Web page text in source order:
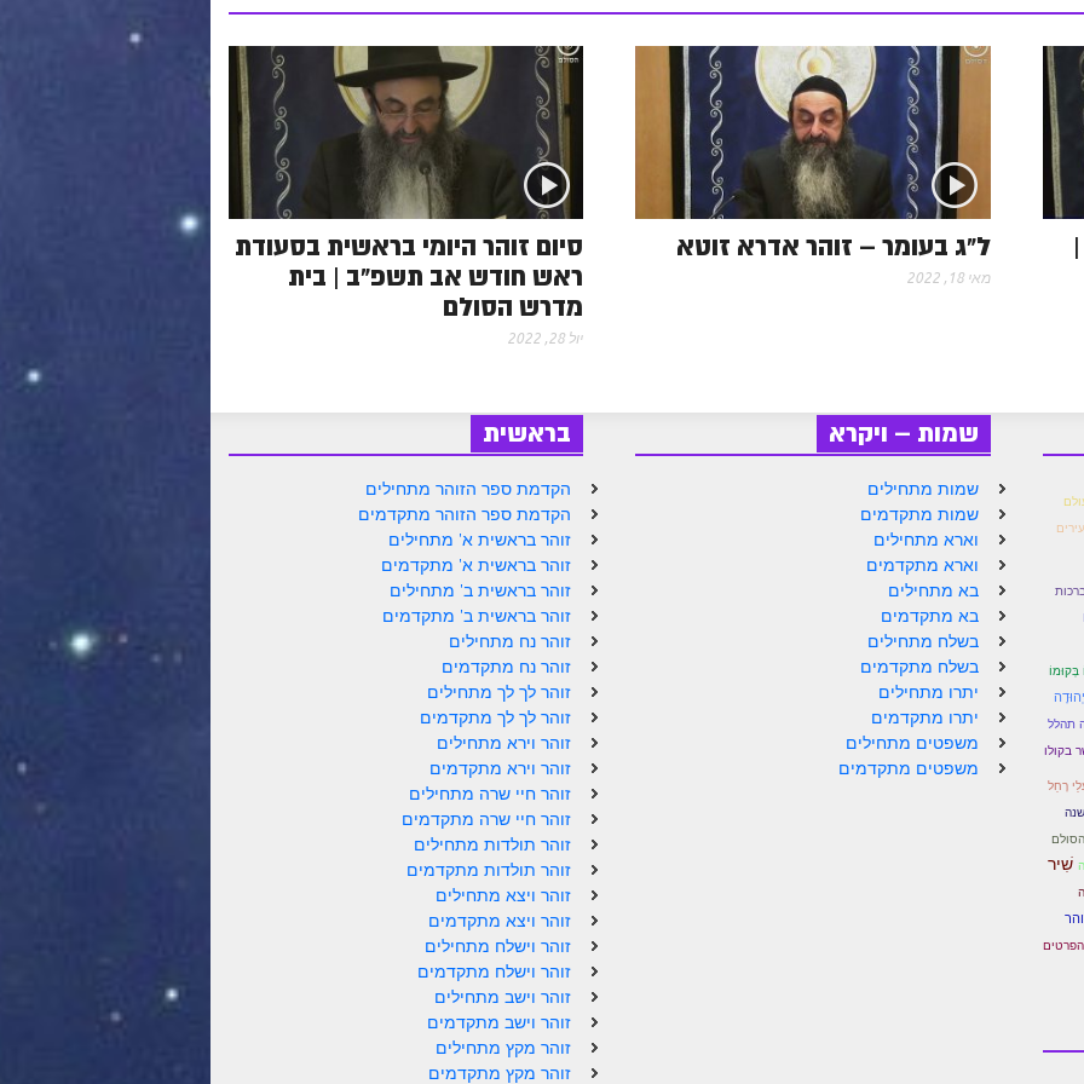
s
s
סיום זוהר היומי בראשית בסעודת
ראש חודש אב תשפ"ב | בית
מדרש הסולם
יול 28, 2022
ל"ג בעומר – זוהר אדרא זוטא
מאי 18, 2022
בראשית
הקדמת ספר הזוהר מתחילים
הקדמת ספר הזוהר מתקדמים
זוהר בראשית א' מתחילים
זוהר בראשית א' מתקדמים
זוהר בראשית ב' מתחילים
זוהר בראשית ב' מתקדמים
זוהר נח מתחילים
זוהר נח מתקדמים
זוהר לך לך מתחילים
זוהר לך לך מתקדמים
זוהר וירא מתחילים
זוהר וירא מתקדמים
זוהר חיי שרה מתחילים
זוהר חיי שרה מתקדמים
זוהר תולדות מתחילים
זוהר תולדות מתקדמים
זוהר ויצא מתחילים
זוהר ויצא מתקדמים
זוהר וישלח מתחילים
זוהר וישלח מתקדמים
זוהר וישב מתחילים
זוהר וישב מתקדמים
זוהר מקץ מתחילים
זוהר מקץ מתקדמים
שמות – ויקרא
שמות מתחילים
שמות מתקדמים
וארא מתחילים
וארא מתקדמים
בא מתחילים
בא מתקדמים
בשלח מתחילים
בשלח מתקדמים
יתרו מתחילים
יתרו מתקדמים
משפטים מתחילים
משפטים מתקדמים
בְּקוּמוֹ
יְהוּדָה
תהלל
בקולו
רָחֵל
שִׁיר